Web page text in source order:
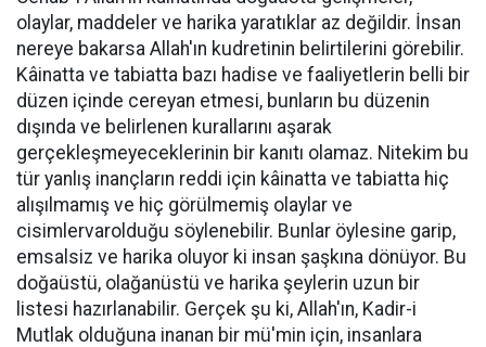
olaylar, maddeler ve harika yaratıklar az değildir. İnsan
nereye bakarsa Allah'ın kudretinin belirtilerini görebilir.
Kâinatta ve tabiatta bazı hadise ve faaliyetlerin belli bir
düzen içinde cereyan etmesi, bunların bu düzenin
dışında ve belirlenen kurallarını aşarak
gerçekleşmeyeceklerinin bir kanıtı olamaz. Nitekim bu
tür yanlış inançların reddi için kâinatta ve tabiatta hiç
alışılmamış ve hiç görülmemiş olaylar ve
cisimlervarolduğu söylenebilir. Bunlar öylesine garip,
emsalsiz ve harika oluyor ki insan şaşkına dönüyor. Bu
doğaüstü, olağanüstü ve harika şeylerin uzun bir
listesi hazırlanabilir. Gerçek şu ki, Allah'ın, Kadir-i
Mutlak olduğuna inanan bir mü'min için, insanlara